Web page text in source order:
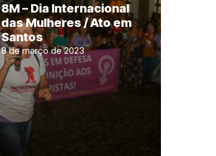
8M – Dia Internacional
das Mulheres / Ato em
Santos
8 de março de 2023